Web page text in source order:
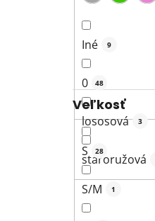
Iné 9
0 48
lososová 3
staroružová
Veľkosť
S 28
S/M 1